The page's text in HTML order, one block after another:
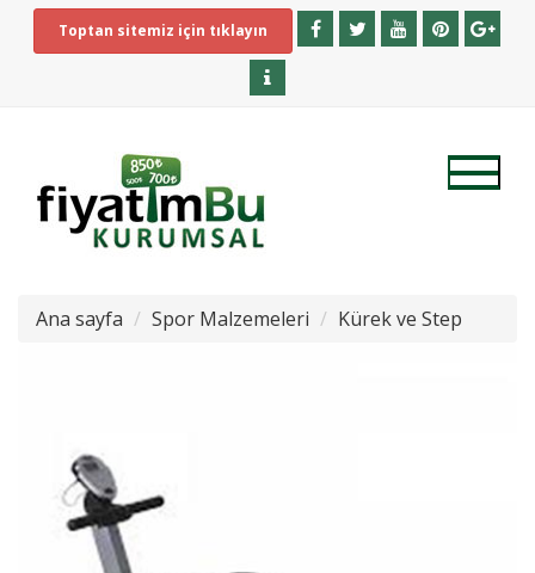
Toptan sitemiz için tıklayın
Ana sayfa Spor Malzemeleri Kürek ve Step